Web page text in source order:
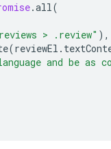
.all(
> .review" ),
(reviewEl .
and be as